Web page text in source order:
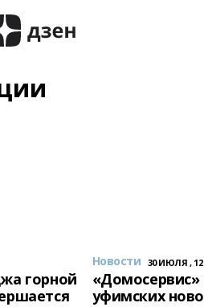
горной
Новости 30 ИЮЛЯ ,
«Домосервис»
уфимских